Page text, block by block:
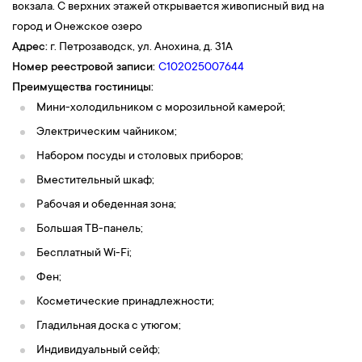
13:30 — Обед.
Далее будет остановка у водопадов Ахинкоски.
испытаете энергетику этого места, не зря кинорежиссёры
выбрали его для съемок фильмов«А зори здесь тихие» и
«Тёмный мир». «Ахинкоски»
«пороги водяного», своей энергетикой они всегда привлекали
путешественников и туристов.
*За дополнительную плату
вы сможете прогуляться по «Аллее
полюбоваться этой красотой сверху, сделав на память
неповторимые фото.Стоимость 500 руб./взр., 400 руб./дети до
14 лет., студенты., пенсионеры. (приобретается туристами на
месте).
15:30 — Посещение Горного парка «Рускеала»
изумрудное озеро и место стоянки ретро-поезда
«Рускеальский экспресс». У вас будет достаточно времени для
прогулки по этому удивительному месту и наслаждению
вокзала. С верхних этажей открывается живописный вид на
город и Онежское озеро
Адрес: г. Петрозаводск, ул. Анохина, д. 31А
Номер реестровой записи: С102025007644
Преимущества гостиницы:
Мини-холодильником с морозильной камерой;
Электрическим чайником;
Набором посуды и столовых приборов;
Вместительный шкаф;
Рабочая и обеденная зона;
Большая ТВ-панель;
Бесплатный Wi-Fi;
Фен;
Косметические принадлежности;
Гладильная доска с утюгом;
Индивидуальный сейф;